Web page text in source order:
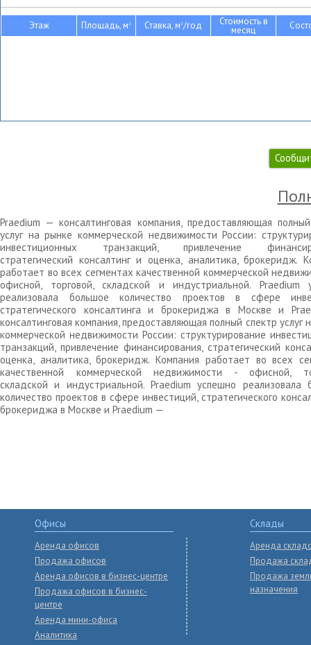
Этаж Площадь, м2 Ставка, м2/год Стоимость в
месяц
Praedium — консалтинговая компания, предоставляющая
услуг на рынке коммерческой недвижимости России:
инвестиционных транзакций, привлечение
стратегический консалтинг и оценка, аналитика, брокеридж.
работает во всех сегментах качественной коммерческой
офисной, торговой, складской и индустриальной. Praedium
реализовала большое количество проектов в сфере
стратегического консалтинга и брокериджа в Москве и
консалтинговая компания, предоставляющая полный спектр услуг
коммерческой недвижимости России: структурирование
транзакций, привлечение финансирования, стратегический
оценка, аналитика, брокеридж. Компания работает во всех
качественной коммерческой недвижимости - офисной,
складской и индустриальной. Praedium успешно реализовала
количество проектов в сфере инвестиций, стратегического
брокериджа в Москве и Praedium —
Офисы
Аренда офисов
Продажа офисов
Аренда офисов в бизнес-центре
Продажа офисов в бизнес-
центре
Аренда мини-офиса
Аналитика
Склады
Аренда
Продажа
Продажа
назначения